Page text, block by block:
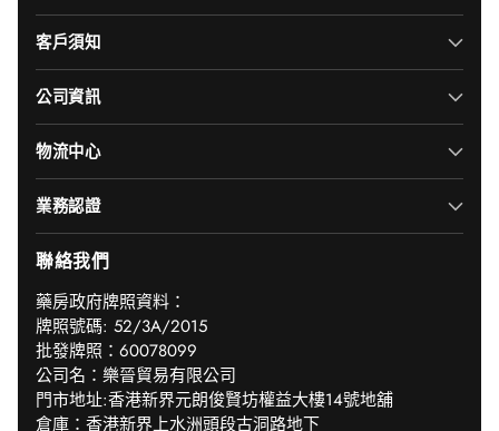
客戶須知
公司資訊
物流中心
業務認證
聯絡我們
‎藥房政府牌照資料：
牌照號碼: 52/3A/2015
批發牌照：60078099
公司名：樂晉貿易有限公司
門市地址:香港新界元朗俊賢坊權益大樓14號地舖
倉庫：香港新界上水洲頭段古洞路地下